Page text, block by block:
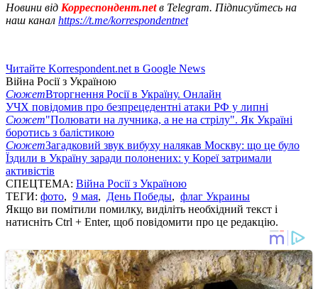
Новини від Корреспондент.netв Telegram. Підписуйтесь на
наш канал https://t.me/korrespondentnet
Читайте Korrespondent.net в Google News
Війна Росії з Україною
СюжетВторгнення Росії в Україну. Онлайн
УЧХ повідомив про безпрецедентні атаки РФ у липні
Сюжет"Полювати на лучника, а не на стрілу". Як Україні
боротись з балістикою
СюжетЗагадковий звук вибуху налякав Москву: що це було
Їздили в Україну заради полонених: у Кореї затримали
активістів
СПЕЦТЕМА: Війна Росії з Україною
ТЕГИ: фото, 9 мая, День Победы, флаг Украины
Якщо ви помітили помилку, виділіть необхідний текст і
натисніть Ctrl + Enter, щоб повідомити про це редакцію.